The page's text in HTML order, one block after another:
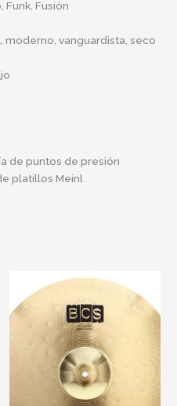
Funk, Fusión
moderno, vanguardista, seco
de puntos de presión
platillos Meinl